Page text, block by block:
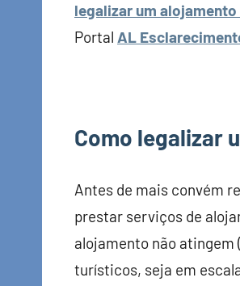
legalizar um
Portal AL
Como legalizar
Antes de mais convém
prestar serviços de
alojamento não
turísticos, seja em